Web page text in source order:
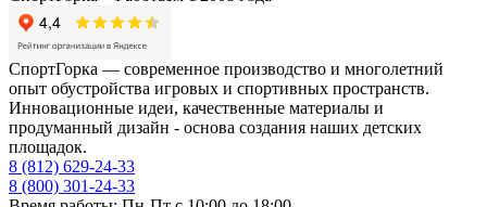
СпортГорка — современное производство и многолетний
опыт обустройства игровых и спортивных пространств.
Инновационные идеи, качественные материалы и
продуманный дизайн - основа создания наших детских
площадок.
8 (812) 629-24-33
8 (800) 301-24-33